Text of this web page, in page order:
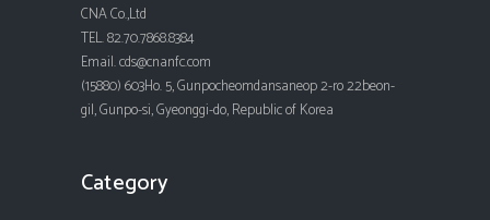
CNA Co.,Ltd
TEL. 82.70.7868.8384
Email. cds@cnanfc.com
(15880) 603Ho. 5, Gunpocheomdansaneop 2-ro 22beon-
gil, Gunpo-si, Gyeonggi-do, Republic of Korea
Category